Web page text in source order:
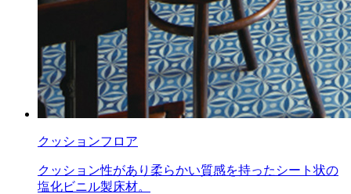
クッションフロア
クッション性があり柔らかい質感を持ったシート状の
塩化ビニル製床材。